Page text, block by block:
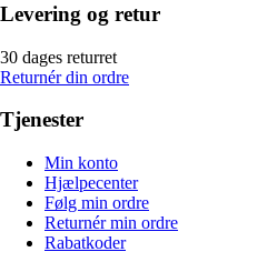
Levering og retur
30 dages returret
Returnér din ordre
Tjenester
Min konto
Hjælpecenter
Følg min ordre
Returnér min ordre
Rabatkoder